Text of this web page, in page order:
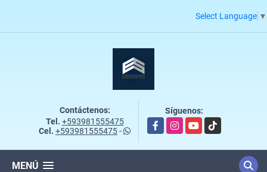
Select Language ▼
Contáctenos:
Tel. +593981555475
Cel. +593981555475-
Síguenos:
FacebookInstagramYouTubeTikTok
MENÚ